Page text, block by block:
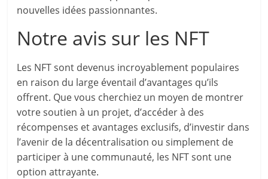
nouvelles idées passionnantes.
Notre avis sur les NFT
Les NFT sont devenus incroyablement populaires
en raison du large éventail d’avantages qu’ils
offrent. Que vous cherchiez un moyen de montrer
votre soutien à un projet, d’accéder à des
récompenses et avantages exclusifs, d’investir dans
l’avenir de la décentralisation ou simplement de
participer à une communauté, les NFT sont une
option attrayante.